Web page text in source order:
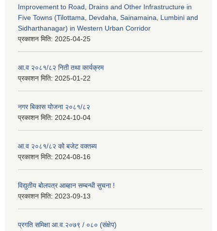
Improvement to Road, Drains and Other Infrastructure in
Five Towns (Tilottama, Devdaha, Sainamaina, Lumbini and
Sidharthanagar) in Western Urban Corridor
प्रकाशन मिति: 2025-04-25
आ.व २०८१/८२ निती तथा कार्यक्रम
प्रकाशन मिति: 2025-01-22
नगर बिकास योजना २०८१/८२
प्रकाशन मिति: 2024-10-04
आ.व २०८१/८२ को बजेट वक्तब्य
प्रकाशन मिति: 2024-08-16
विद्युतीय बोलपत्र आब्हान सम्बन्धी सुचना !
प्रकाशन मिति: 2023-09-13
प्रगति समिक्षा आ.व.२०७९ / ०८० (संक्षेप)